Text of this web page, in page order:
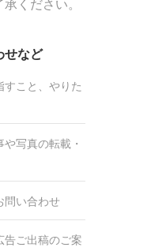
ください。
せなど
すこと、やりた
や写真の転載・
問い合わせ
告ご出稿のご案